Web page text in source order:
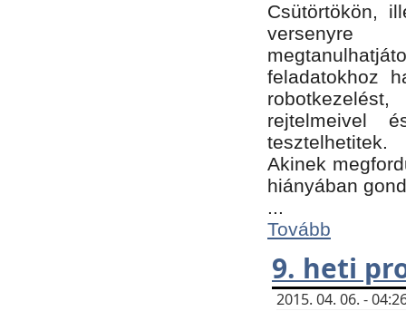
Csütörtökön,
versenyre
feladatokhoz
rejtelmeivel
tesztelhetitek.
Akinek
hiányában
...
Tovább
9. heti
2015. 04. 06. -